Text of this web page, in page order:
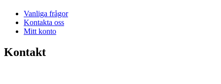
Vanliga frågor
Kontakta oss
Mitt konto
Kontakt